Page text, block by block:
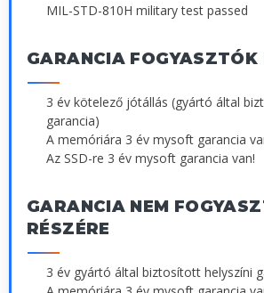
MIL-STD-810H military test passed
GARANCIA FOGYASZTÓK
3 év kötelező jótállás (gyártó által
garancia)
A memóriára 3 év mysoft garancia
Az SSD-re 3 év mysoft garancia van!
GARANCIA NEM
RÉSZÉRE
3 év gyártó által biztosított helyszíni